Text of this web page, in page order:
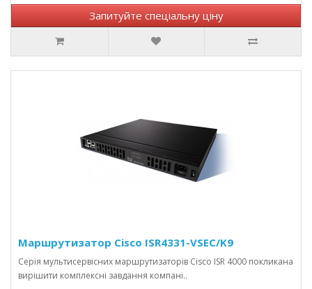
Запитуйте спеціальну ціну
Маршрутизатор Cisco ISR4331-VSEC/K9
Серія мультисервісних маршрутизаторів Cisco ISR 4000 покликана
вирішити комплексні завдання компані..